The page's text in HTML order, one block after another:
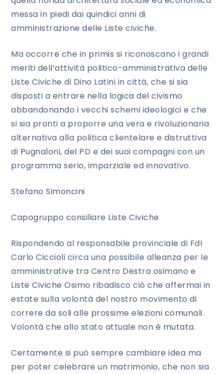
messa in piedi dai quindici anni di
amministrazione delle Liste civiche.
Ma occorre che in primis si riconoscano i grandi
meriti dell’attività politico-amministrativa delle
Liste Civiche di Dino Latini in città, che si sia
disposti a entrare nella logica del civismo
abbandonando i vecchi schemi ideologici e che
si sia pronti a proporre una vera e rivoluzionaria
alternativa alla politica clientelare e distruttiva
di Pugnaloni, del PD e dei suoi compagni con un
programma serio, imparziale ed innovativo.
Stefano Simoncini
Capogruppo consiliare Liste Civiche
Rispondendo al responsabile provinciale di FdI
Carlo Ciccioli circa una possibile alleanza per le
amministrative tra Centro Destra osimano e
Liste Civiche Osimo ribadisco ciò che affermai in
estate sulla volontà del nostro movimento di
correre da soli alle prossime elezioni comunali.
Volontà che allo stato attuale non è mutata.
Certamente si può sempre cambiare idea ma
per poter celebrare un matrimonio, che non sia